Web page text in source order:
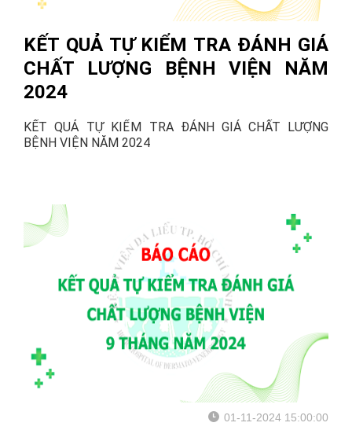
KẾT QUẢ TỰ KIỂM TRA ĐÁNH GIÁ
CHẤT LƯỢNG BỆNH VIỆN NĂM
2024
KẾT QUẢ TỰ KIỂM TRA ĐÁNH GIÁ CHẤT LƯỢNG
BỆNH VIỆN NĂM 2024
01-11-2024 15:00:00